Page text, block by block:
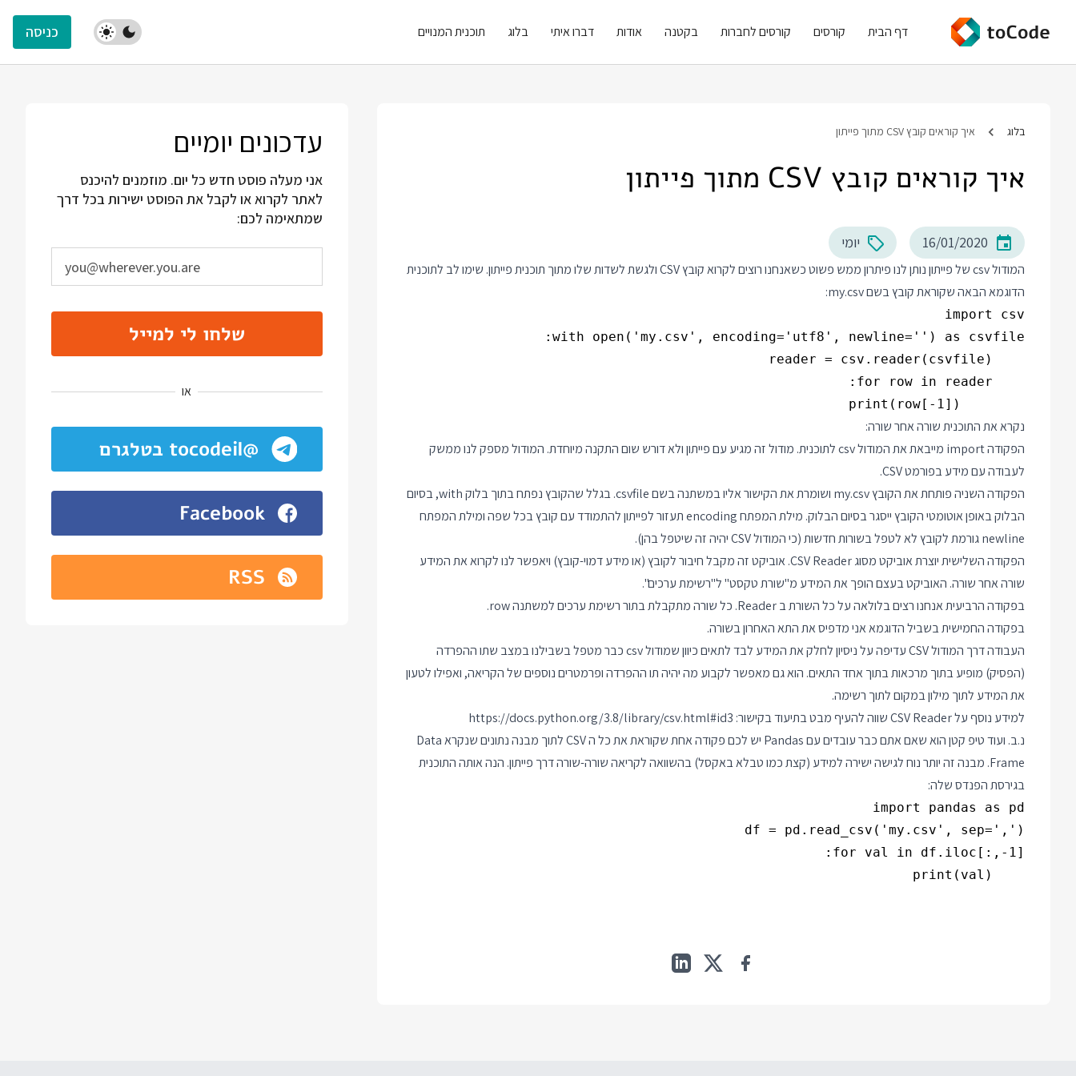
דף הבית קורסים קורסים לחברות בקטנה אודות דברו איתי בלוג תוכנית המנויים כניסה
בלוג איך קוראים קובץ CSV מתוך פייתון
איך קוראים קובץ CSV מתוך פייתון
16/01/2020 יומי
המודול csv של פייתון נותן לנו פיתרון ממש פשוט כשאנחנו רוצים לקרוא קובץ CSV ולגשת לשדות שלו מתוך תוכנית פייתון. שימו לב לתוכנית
הדוגמא הבאה שקוראת קובץ בשם my.csv:
נקרא את התוכנית שורה אחר שורה:
הפקודה import מייבאת את המודול csv לתוכנית. מודול זה מגיע עם פייתון ולא דורש שום התקנה מיוחדת. המודול מספק לנו ממשק
לעבודה עם מידע בפורמט CSV.
הפקודה השניה פותחת את הקובץ my.csv ושומרת את הקישור אליו במשתנה בשם csvfile. בגלל שהקובץ נפתח בתוך בלוק with, בסיום
הבלוק באופן אוטומטי הקובץ ייסגר בסיום הבלוק. מילת המפתח encoding תעזור לפייתון להתמודד עם קובץ בכל שפה ומילת המפתח
newline גורמת לקובץ לא לטפל בשורות חדשות (כי המודול CSV יהיה זה שיטפל בהן).
הפקודה השלישית יוצרת אוביקט מסוג CSV Reader. אוביקט זה מקבל חיבור לקובץ (או מידע דמוי-קובץ) ויאפשר לנו לקרוא את המידע
שורה אחר שורה. האוביקט בעצם הופך את המידע מ"שורת טקסט" ל"רשימת ערכים".
בפקודה הרביעית אנחנו רצים בלולאה על כל השורת ב Reader. כל שורה מתקבלת בתור רשימת ערכים למשתנה row.
בפקודה החמישית בשביל הדוגמא אני מדפיס את התא האחרון בשורה.
העבודה דרך המודול CSV עדיפה על ניסיון לחלק את המידע לבד לתאים כיוון שמודול csv כבר מטפל בשבילנו במצב שתו ההפרדה
(הפסיק) מופיע בתוך מרכאות בתוך אחד התאים. הוא גם מאפשר לקבוע מה יהיה תו ההפרדה ופרמטרים נוספים של הקריאה, ואפילו לטעון
את המידע לתוך מילון במקום לתוך רשימה.
למידע נוסף על CSV Reader שווה להעיף מבט בתיעוד בקישור:
https://docs.python.org/3.8/library/csv.html#id3
נ.ב. ועוד טיפ קטן הוא שאם אתם כבר עובדים עם Pandas יש לכם פקודה אחת שקוראת את כל ה CSV לתוך מבנה נתונים שנקרא Data
Frame. מבנה זה יותר נוח לגישה ישירה למידע (קצת כמו טבלא באקסל) בהשוואה לקריאה שורה-שורה דרך פייתון. הנה אותה התוכנית
בגירסת הפנדס שלה:
עדכונים יומיים
אני מעלה פוסט חדש כל יום. מוזמנים להיכנס
לאתר לקרוא או לקבל את הפוסט ישירות בכל דרך
שמתאימה לכם:
שלחו לי למייל
או
@tocodeil בטלגרם
Facebook
RSS